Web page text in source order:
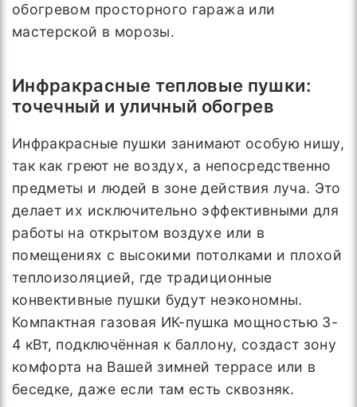
обогревом просторного гаража или
мастерской в морозы.
Инфракрасные тепловые пушки:
точечный и уличный обогрев
Инфракрасные пушки занимают особую нишу,
так как греют не воздух, а непосредственно
предметы и людей в зоне действия луча. Это
делает их исключительно эффективными для
работы на открытом воздухе или в
помещениях с высокими потолками и плохой
теплоизоляцией, где традиционные
конвективные пушки будут неэкономны.
Компактная газовая ИК-пушка мощностью 3-
4 кВт, подключённая к баллону, создаст зону
комфорта на Вашей зимней террасе или в
беседке, даже если там есть сквозняк.